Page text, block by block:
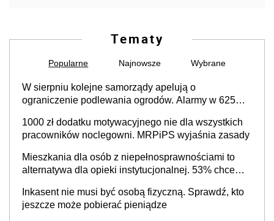
Tematy
Popularne Najnowsze Wybrane
W sierpniu kolejne samorządy apelują o
ograniczenie podlewania ogrodów. Alarmy w 625
cały kraj
1000 zł dodatku motywacyjnego nie dla wszystkich
pracowników noclegowni. MRPiPS wyjaśnia zasady
Mieszkania dla osób z niepełnosprawnościami to
alternatywa dla opieki instytucjonalnej. 53% chce
Inkasent nie musi być osobą fizyczną. Sprawdź, kto
jeszcze może pobierać pieniądze